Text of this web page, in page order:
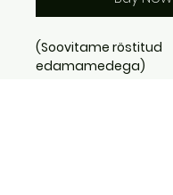
(Soovitame röstitud
edamamedega)